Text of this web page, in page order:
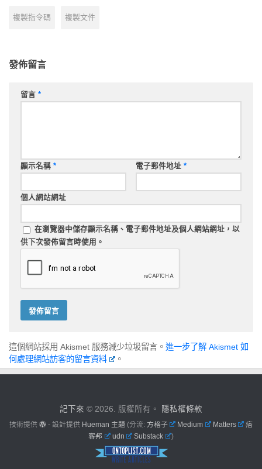
複製指令碼 複製文件
發佈留言
留言 *
顯示名稱 * 電子郵件地址 *
個人網站網址
在瀏覽器中儲存顯示名稱、電子郵件地址及個人網站網址，以
供下次發佈留言時使用。
這個網站採用 Akismet 服務減少垃圾留言。 進一步了解 Akismet 如
何處理網站訪客的留言資料
。
記下來 © 2026. 版權所有。 隱私權條款
技術提供 - 設計提供 Hueman 主題 (分流: 方格子 Medium Matters
痞
客邦
udn Substack )